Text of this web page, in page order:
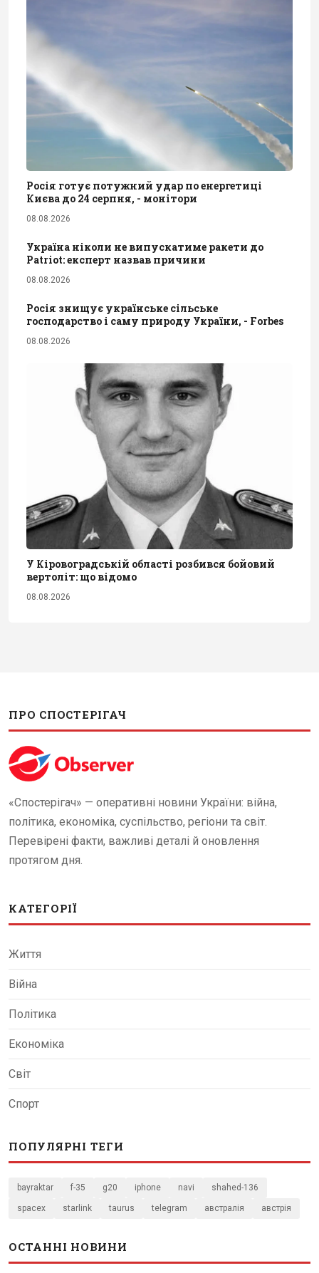
Росія готує потужний удар по енергетиці
Києва до 24 серпня, - монітори
08.08.2026
Україна ніколи не випускатиме ракети до
Patriot: експерт назвав причини
08.08.2026
Росія знищує українське сільське
господарство і саму природу України, - Forbes
08.08.2026
У Кіровоградській області розбився бойовий
вертоліт: що відомо
08.08.2026
ПРО СПОСТЕРІГАЧ
«Спостерігач» — оперативні новини України: війна,
політика, економіка, суспільство, регіони та світ.
Перевірені факти, важливі деталі й оновлення
протягом дня.
КАТЕГОРІЇ
Життя
Війна
Політика
Економіка
Світ
Спорт
ПОПУЛЯРНІ ТЕГИ
bayraktar f-35 g20 iphone navi shahed-136
spacex starlink taurus telegram австралія австрія
ОСТАННІ НОВИНИ